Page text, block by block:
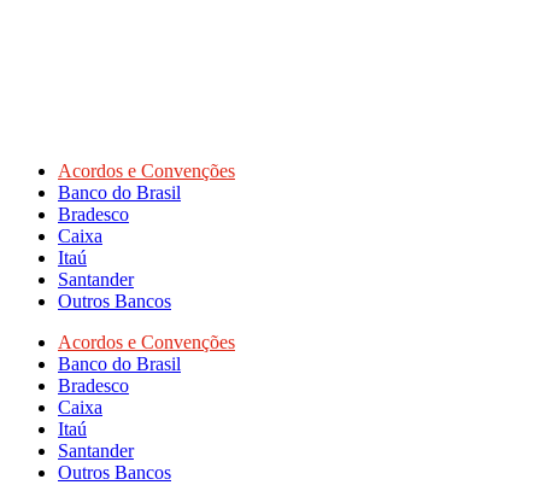
Acordos e Convenções
Banco do Brasil
Bradesco
Caixa
Itaú
Santander
Outros Bancos
Acordos e Convenções
Banco do Brasil
Bradesco
Caixa
Itaú
Santander
Outros Bancos